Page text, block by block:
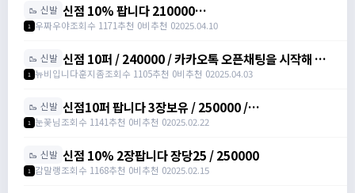
🥾 신발 신점 10% 팝니다 210000
https://open.kakao.com/o/sXJxSqqh /
https://open.kakao.com/o/sXJxSqqh
1 우짜우야조회수 1171추천 0비추천 02025.04.10
🥾 신발 신점 10퍼 / 240000 / 카카오톡 오픈채팅을 시작해 보
세요. 링크를 선택하면 카카오톡이 실행됩니다. 신점10
https://open.kakao.com/o/sNNXpeph
1 뉴비입니다훈지좀조회수 1105추천 0비추천 02025.04.03
🥾 신발 신점10퍼 팝니다 3장보유 / 250000 /
https://open.kakao.com/o/sbVSLshh
1 눈꽃님조회수 1141추천 0비추천 02025.02.22
🥾 신발 신점 10% 2장팝니다 장당25 / 250000
1 감말랭조회수 1168추천 0비추천 02025.02.15